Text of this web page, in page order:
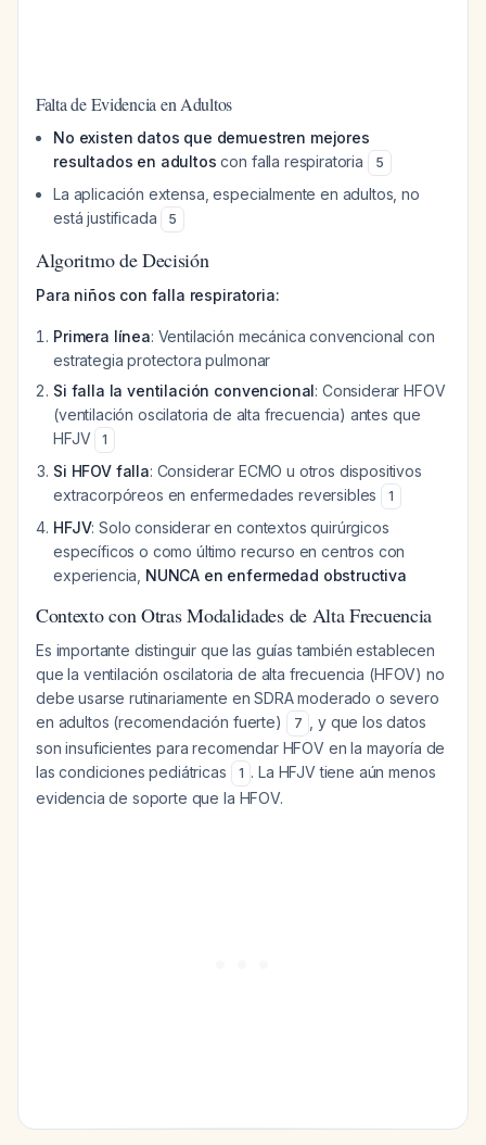
Falta de Evidencia en Adultos
No existen datos que demuestren mejores
resultados en adultos con falla respiratoria 5
La aplicación extensa, especialmente en adultos, no
está justificada
5
Algoritmo de Decisión
Para niños con falla respiratoria:
Primera línea: Ventilación mecánica convencional con
estrategia protectora pulmonar
Si falla la ventilación convencional: Considerar HFOV
(ventilación oscilatoria de alta frecuencia) antes que
HFJV
1
Si HFOV falla: Considerar ECMO u otros dispositivos
extracorpóreos en enfermedades reversibles
1
HFJV: Solo considerar en contextos quirúrgicos
específicos o como último recurso en centros con
experiencia, NUNCA en enfermedad obstructiva
Contexto con Otras Modalidades de Alta Frecuencia
Es importante distinguir que las guías también establecen
que la ventilación oscilatoria de alta frecuencia (HFOV) no
debe usarse rutinariamente en SDRA moderado o severo
en adultos (recomendación fuerte)
7
, y que los datos
son insuficientes para recomendar HFOV en la mayoría de
las condiciones pediátricas
1 . La HFJV tiene aún menos
evidencia de soporte que la HFOV.